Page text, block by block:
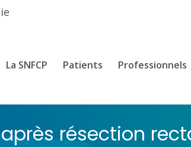
La SNFCP Patients Professionnels
résection